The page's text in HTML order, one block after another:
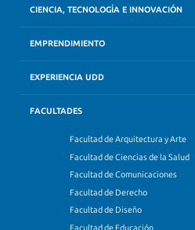
CIENCIA, TECNOLOGÍA E INNOVACIÓN
EMPRENDIMIENTO
EXPERIENCIA UDD
FACULTADES
Facultad de Arquitectura y Arte
Facultad de Ciencias de la Salud
Facultad de Comunicaciones
Facultad de Derecho
Facultad de Diseño
Facultad de Educación